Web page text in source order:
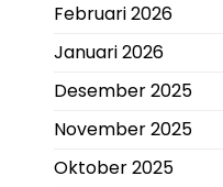
Februari 2026
Januari 2026
Desember 2025
November 2025
Oktober 2025